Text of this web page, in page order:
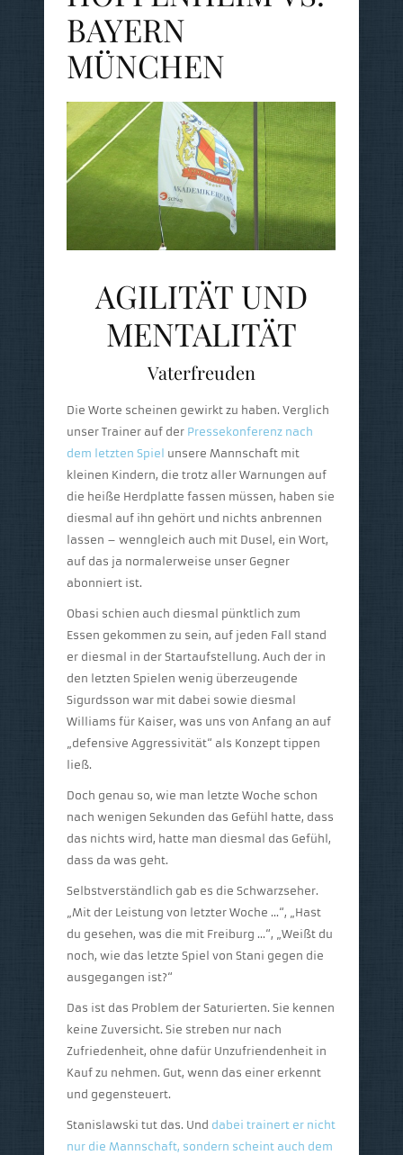
BAYERN
MÜNCHEN
AGILITÄT UND
MENTALITÄT
Vaterfreuden
Die Worte scheinen gewirkt zu haben. Verglich
unser Trainer auf der Pressekonferenz nach
dem letzten Spiel unsere Mannschaft mit
kleinen Kindern, die trotz aller Warnungen auf
die heiße Herdplatte fassen müssen, haben sie
diesmal auf ihn gehört und nichts anbrennen
lassen – wenngleich auch mit Dusel, ein Wort,
auf das ja normalerweise unser Gegner
abonniert ist.
Obasi schien auch diesmal pünktlich zum
Essen gekommen zu sein, auf jeden Fall stand
er diesmal in der Startaufstellung. Auch der in
den letzten Spielen wenig überzeugende
Sigurdsson war mit dabei sowie diesmal
Williams für Kaiser, was uns von Anfang an auf
„defensive Aggressivität“ als Konzept tippen
ließ.
Doch genau so, wie man letzte Woche schon
nach wenigen Sekunden das Gefühl hatte, dass
das nichts wird, hatte man diesmal das Gefühl,
dass da was geht.
Selbstverständlich gab es die Schwarzseher.
„Mit der Leistung von letzter Woche …“, „Hast
du gesehen, was die mit Freiburg …“, „Weißt du
noch, wie das letzte Spiel von Stani gegen die
ausgegangen ist?“
Das ist das Problem der Saturierten. Sie kennen
keine Zuversicht. Sie streben nur nach
Zufriedenheit, ohne dafür Unzufriendenheit in
Kauf zu nehmen. Gut, wenn das einer erkennt
und gegensteuert.
Stanislawski tut das. Und dabei trainert er nicht
nur die Mannschaft, sondern scheint auch dem